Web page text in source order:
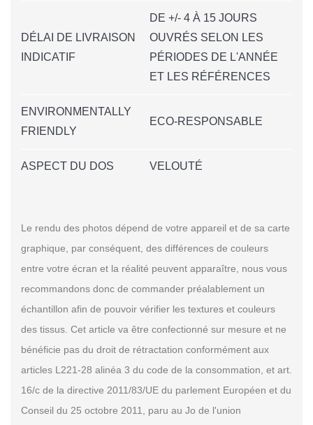
DÉLAI DE LIVRAISON
INDICATIF
DE +/- 4 À 15 JOURS
OUVRÉS SELON LES
PÉRIODES DE L'ANNÉE
ET LES RÉFÉRENCES
ENVIRONMENTALLY
FRIENDLY
ECO-RESPONSABLE
ASPECT DU DOS VELOUTÉ
Le rendu des photos dépend de votre appareil et de sa carte
graphique, par conséquent, des différences de couleurs
entre votre écran et la réalité peuvent apparaître, nous vous
recommandons donc de commander préalablement un
échantillon afin de pouvoir vérifier les textures et couleurs
des tissus. Cet article va être confectionné sur mesure et ne
bénéficie pas du droit de rétractation conformément aux
articles L221-28 alinéa 3 du code de la consommation, et art.
16/c de la directive 2011/83/UE du parlement Européen et du
Conseil du 25 octobre 2011, paru au Jo de l'union